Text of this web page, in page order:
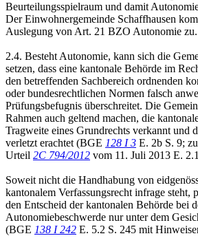
Beurteilungsspielraum und damit
Der Einwohnergemeinde Schaffhausen
Auslegung von Art. 21 BZO Autonomie zu.
2.4. Besteht Autonomie, kann sich die
setzen, dass eine kantonale Behörde im
den betreffenden Sachbereich ordnenden
oder bundesrechtlichen Normen falsch
Prüfungsbefugnis überschreitet. Die
Rahmen auch geltend machen, die
Tragweite eines Grundrechts verkannt und
verletzt erachtet (BGE 128 I 3 E. 2b S. 9;
Urteil 2C 794/2012 vom 11. Juli 2013 E.
Soweit nicht die Handhabung von
kantonalem Verfassungsrecht infrage steht,
den Entscheid der kantonalen Behörde bei
Autonomiebeschwerde nur unter dem
(BGE 138 I 242 E. 5.2 S. 245 mit